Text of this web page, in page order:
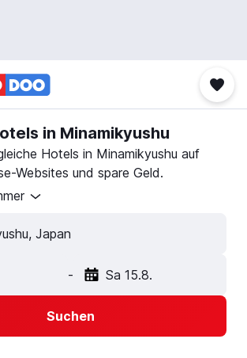
in Minamikyushu
Hotels in Minamikyushu auf
Websites und spare Geld.
Japan
- Sa 15.8.
Suchen